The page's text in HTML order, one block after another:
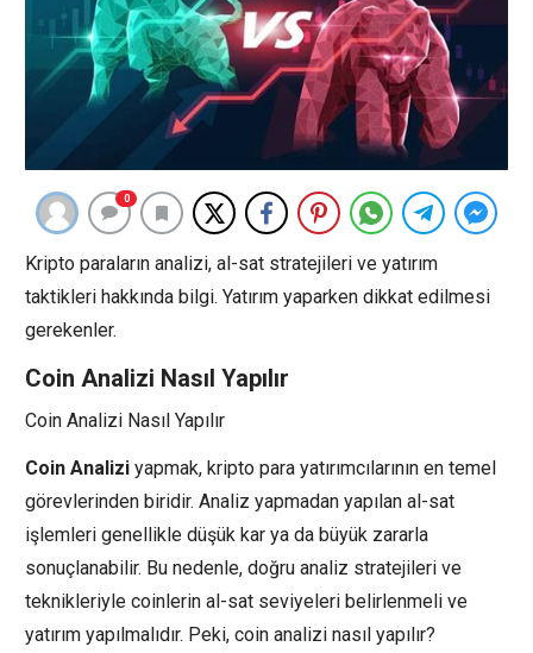
0
Kripto paraların analizi, al-sat stratejileri ve yatırım
taktikleri hakkında bilgi. Yatırım yaparken dikkat edilmesi
gerekenler.
Coin Analizi Nasıl Yapılır
Coin Analizi Nasıl Yapılır
Coin Analizi yapmak, kripto para yatırımcılarının en temel
görevlerinden biridir. Analiz yapmadan yapılan al-sat
işlemleri genellikle düşük kar ya da büyük zararla
sonuçlanabilir. Bu nedenle, doğru analiz stratejileri ve
teknikleriyle coinlerin al-sat seviyeleri belirlenmeli ve
yatırım yapılmalıdır. Peki, coin analizi nasıl yapılır?